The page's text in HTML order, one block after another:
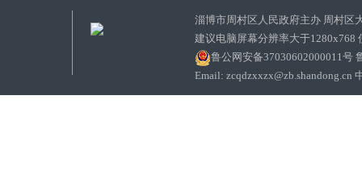
淄博市周村区人民政府主办 周村区
建议电脑屏幕分辨率大于1280x768
鲁公网安备37030602000011号
Email: zcqdzxxzx@zb.shandong.cn